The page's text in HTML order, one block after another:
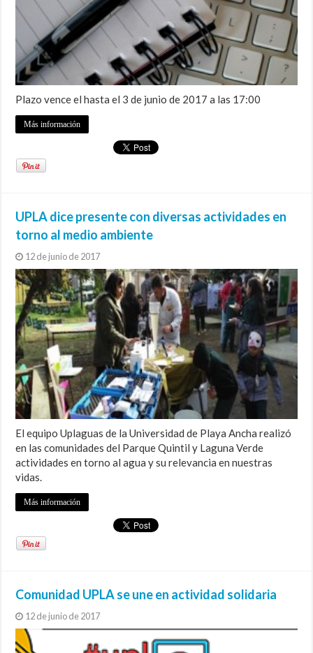
Plazo vence el hasta el 3 de junio de 2017 a las 17:00
Más información
UPLA dice presente con diversas actividades en
torno al medio ambiente
12 de junio de 2017
El equipo Uplaguas de la Universidad de Playa Ancha realizó
en las comunidades del Parque Quintil y Laguna Verde
actividades en torno al agua y su relevancia en nuestras
vidas.
Más información
Comunidad UPLA se une en actividad solidaria
12 de junio de 2017